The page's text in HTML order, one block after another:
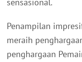
sensasional.
Penampilan
meraih
penghargaan